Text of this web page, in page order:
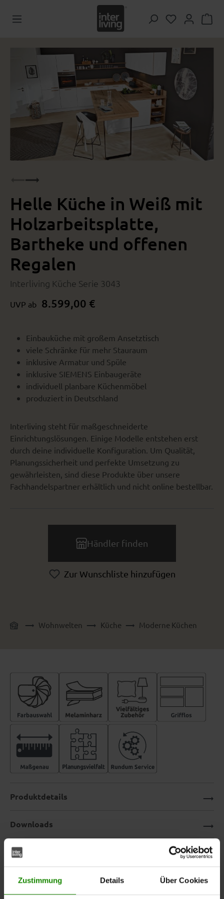
Zustimmung Details Über Cookies
Zum Hauptinhalt springen
Du hast 0
Bildergalerie überspringen
Helle Küche in Weiß mit
Holzarbeitsplatte,
Bartheke und offenen
Regalen
Interliving Küche Serie 3043
UVP ab 8.599,00 €
Einbauküche mit großem Ansetztisch
viele Schränke für mehr Stauraum
inklusive Armatur und Spüle
inklusive SIEMENS Einbaugeräte
individuell planbare Küchenmöbel
produziert in Deutschland
Interliving steht für maßgeschneiderte
Einrichtungslösungen. Einige Modelle entstehen erst
durch deine individuelle Konfiguration. Um Qualität,
Planungssicherheit und perfekte Umsetzung zu
gewährleisten, sind diese Produkte über unsere
Fachhandelspartner erhältlich und nicht online bestellbar.
Händler finden
Zur Wunschliste hinzufügen
Wohnwelten Küche Moderne Küchen
Interliving Küche Serie 3043 –
moderner Mix aus Weiß und
Produktdetails
Downloads